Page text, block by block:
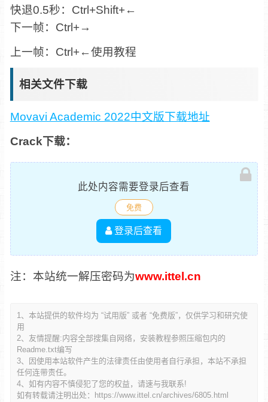
快退0.5秒：Ctrl+Shift+←
下一帧：Ctrl+→
上一帧：Ctrl+←使用教程
相关文件下载
Movavi Academic 2022中文版下载地址
Crack下载：
此处内容需要登录后查看
免费
登录后查看
注：本站统一解压密码为www.ittel.cn
1、本站提供的软件均为 “试用版” 或者 “免费版”，仅供学习和研究使
用
2、友情提醒:内容全部搜集自网络，安装教程参照压缩包内的
Readme.txt编写
3、因使用本站软件产生的法律责任由使用者自行承担，本站不承担
任何连带责任。
4、如有内容不慎侵犯了您的权益，请速与我联系!
如有转载请注明出处：
https://www.ittel.cn/archives/6805.html